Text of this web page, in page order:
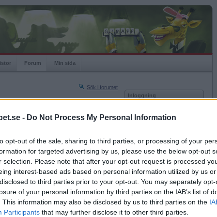
- Do Not Process My Personal Information
opt-out of the sale, sharing to third parties, or processing of your
for targeted advertising by us, please use the below opt-out
selection. Please note that after your opt-out request is processed
interest-based ads based on personal information utilized by us
to third parties prior to your opt-out. You may separately
of your personal information by third parties on the IAB’s list of
This information may also be disclosed by us to third parties on the
Participants that may further disclose it to other third parties.
Forum Min sida
Sök i forumet
Nästa sida »
2022-04-24 16:09
Inloggning
Kom ihåg mig
Glömt ditt lösenord?
Få ny aktiveringslänk
Betapet är gratis!